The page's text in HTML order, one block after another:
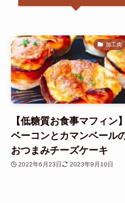
加工肉
【低糖質お食事マフィン】
ベーコンとカマンベール
おつまみチーズケーキ
2022年6月23日 2023年9月10日